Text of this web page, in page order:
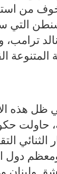
من
التي
ترامب،
ظل هذه
حاولت
الثنائي
دول
ولبنان